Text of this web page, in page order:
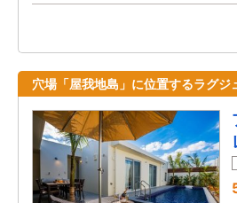
穴場「屋我地島」に位置するラグジ